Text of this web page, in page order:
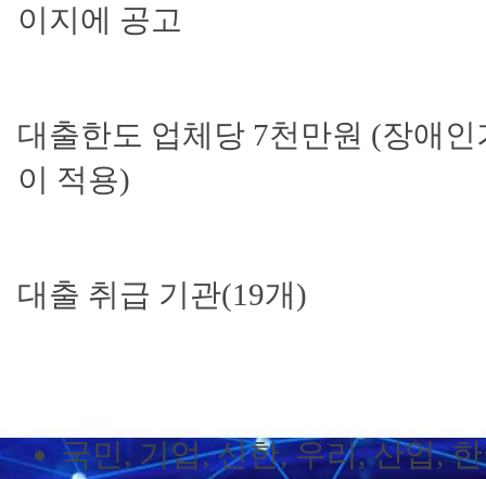
이지에 공고
대출한도 업체당 7천만원 (장애
이 적용)
대출 취급 기관(19개)
국민, 기업, 신한, 우리, 산업,